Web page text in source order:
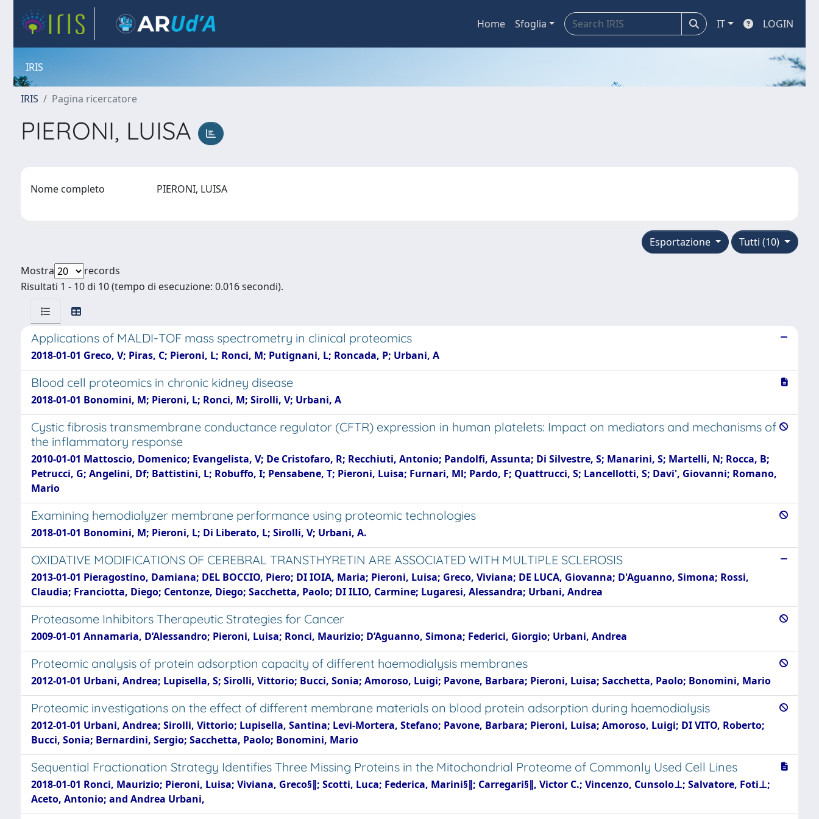
Home Sfoglia IT LOGIN
IRIS
IRIS Pagina ricercatore
PIERONI, LUISA
Nome completo PIERONI, LUISA
Tutti (10)
Esportazione
Mostra
records
Risultati 1 - 10 di 10 (tempo di esecuzione: 0.016 secondi).
Applications of MALDI-TOF mass spectrometry in clinical proteomics
2018-01-01 Greco, V; Piras, C; Pieroni, L; Ronci, M; Putignani, L; Roncada, P; Urbani, A
Blood cell proteomics in chronic kidney disease
2018-01-01 Bonomini, M; Pieroni, L; Ronci, M; Sirolli, V; Urbani, A
Cystic fibrosis transmembrane conductance regulator (CFTR) expression in human platelets: Impact on mediators and mechanisms of
the inflammatory response
2010-01-01 Mattoscio, Domenico; Evangelista, V; De Cristofaro, R; Recchiuti, Antonio; Pandolfi, Assunta; Di Silvestre, S; Manarini, S; Martelli, N; Rocca, B;
Petrucci, G; Angelini, Df; Battistini, L; Robuffo, I; Pensabene, T; Pieroni, Luisa; Furnari, Ml; Pardo, F; Quattrucci, S; Lancellotti, S; Davi', Giovanni; Romano,
Mario
Examining hemodialyzer membrane performance using proteomic technologies
2018-01-01 Bonomini, M; Pieroni, L; Di Liberato, L; Sirolli, V; Urbani, A.
OXIDATIVE MODIFICATIONS OF CEREBRAL TRANSTHYRETIN ARE ASSOCIATED WITH MULTIPLE SCLEROSIS
2013-01-01 Pieragostino, Damiana; DEL BOCCIO, Piero; DI IOIA, Maria; Pieroni, Luisa; Greco, Viviana; DE LUCA, Giovanna; D'Aguanno, Simona; Rossi,
Claudia; Franciotta, Diego; Centonze, Diego; Sacchetta, Paolo; DI ILIO, Carmine; Lugaresi, Alessandra; Urbani, Andrea
Proteasome Inhibitors Therapeutic Strategies for Cancer
2009-01-01 Annamaria, D’Alessandro; Pieroni, Luisa; Ronci, Maurizio; D’Aguanno, Simona; Federici, Giorgio; Urbani, Andrea
Proteomic analysis of protein adsorption capacity of different haemodialysis membranes
2012-01-01 Urbani, Andrea; Lupisella, S; Sirolli, Vittorio; Bucci, Sonia; Amoroso, Luigi; Pavone, Barbara; Pieroni, Luisa; Sacchetta, Paolo; Bonomini, Mario
Proteomic investigations on the effect of different membrane materials on blood protein adsorption during haemodialysis
2012-01-01 Urbani, Andrea; Sirolli, Vittorio; Lupisella, Santina; Levi-Mortera, Stefano; Pavone, Barbara; Pieroni, Luisa; Amoroso, Luigi; DI VITO, Roberto;
Bucci, Sonia; Bernardini, Sergio; Sacchetta, Paolo; Bonomini, Mario
Sequential Fractionation Strategy Identifies Three Missing Proteins in the Mitochondrial Proteome of Commonly Used Cell Lines
2018-01-01 Ronci, Maurizio; Pieroni, Luisa; Viviana, Greco§∥; Scotti, Luca; Federica, Marini§∥; Carregari§∥, Victor C.; Vincenzo, Cunsolo⊥; Salvatore, Foti⊥;
Aceto, Antonio; and Andrea Urbani,